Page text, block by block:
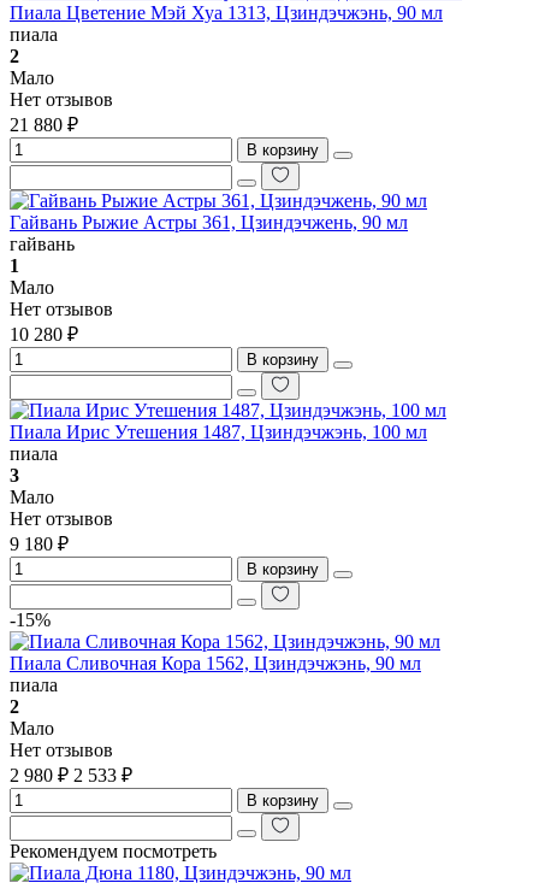
Пиала Цветение Мэй Хуа 1313, Цзиндэчжэнь, 90 мл
пиала
2
Мало
Нет отзывов
21 880 ₽
В корзину
Гайвань Рыжие Астры 361, Цзиндэчжень, 90 мл
гайвань
1
Мало
Нет отзывов
10 280 ₽
В корзину
Пиала Ирис Утешения 1487, Цзиндэчжэнь, 100 мл
пиала
3
Мало
Нет отзывов
9 180 ₽
В корзину
-15%
Пиала Сливочная Кора 1562, Цзиндэчжэнь, 90 мл
пиала
2
Мало
Нет отзывов
2 980 ₽ 2 533 ₽
В корзину
Рекомендуем посмотреть